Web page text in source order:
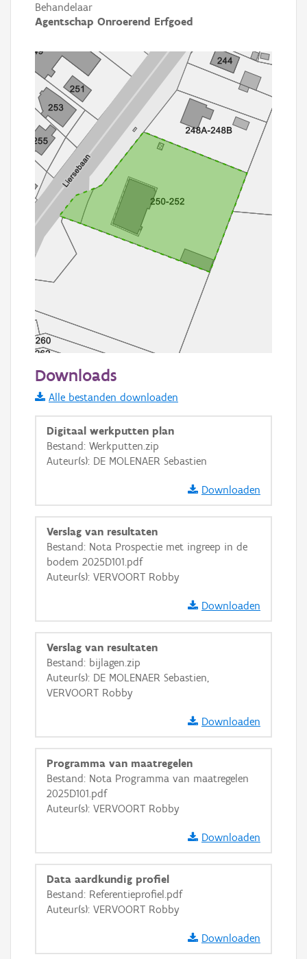
Behandelaar
Agentschap Onroerend Erfgoed
Informatie Vlaanderen
i
+ −
Basis Lagen
Ortho
GRB-Basiskaart in grijswaarden
Downloads
Alle bestanden downloaden
Digitaal werkputten plan
Bestand: Werkputten.zip
Auteur(s): DE MOLENAER Sebastien
Downloaden
Verslag van resultaten
Bestand: Nota Prospectie met ingreep in de
bodem 2025D101.pdf
Auteur(s): VERVOORT Robby
Downloaden
Verslag van resultaten
Bestand: bijlagen.zip
Auteur(s): DE MOLENAER Sebastien,
VERVOORT Robby
Downloaden
Programma van maatregelen
Bestand: Nota Programma van maatregelen
2025D101.pdf
Auteur(s): VERVOORT Robby
Downloaden
Data aardkundig profiel
Bestand: Referentieprofiel.pdf
Auteur(s): VERVOORT Robby
Downloaden